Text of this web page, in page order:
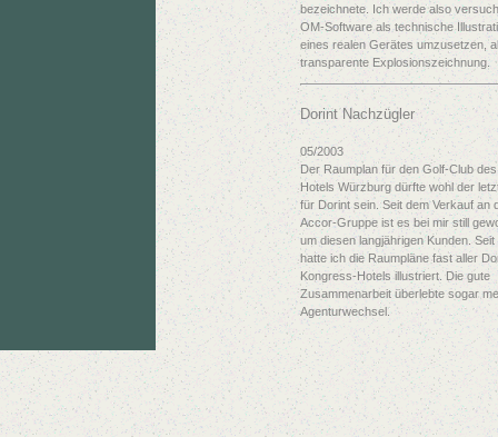
bezeichnete. Ich werde also
OM-Software als technische
eines realen Gerätes umzusetzen,
transparente Explosionszeichnung.
Dorint Nachzügler
05/2003
Der Raumplan für den Golf-Club
Hotels Würzburg dürfte wohl der
für Dorint sein. Seit dem Verkauf an
Accor-Gruppe ist es bei mir still
um diesen langjährigen Kunden. Seit
hatte ich die Raumpläne fast aller
Kongress-Hotels illustriert. Die gute
Zusammenarbeit überlebte sogar
Agenturwechsel.